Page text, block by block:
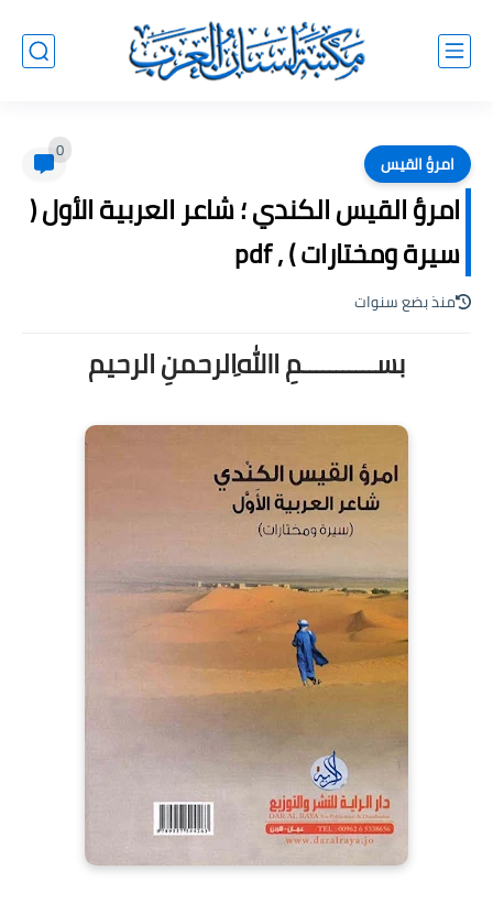
امرؤ القيس 0
امرؤ القيس الكندي ؛ شاعر العربية الأول (
سيرة ومختارات ) , pdf
منذ بضع سنوات
بســـــــــــمِ اﷲِالرحمنِ الرحيم